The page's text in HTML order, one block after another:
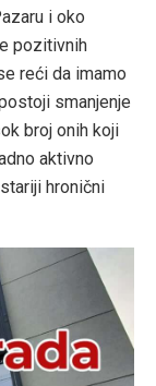
i oko
pozitivnih
reći da imamo
smanjenje
broj onih koji
aktivno
hronični